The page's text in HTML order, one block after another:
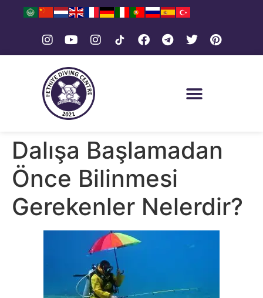
Dalışa Başlamadan
Önce Bilinmesi
Gerekenler Nelerdir?